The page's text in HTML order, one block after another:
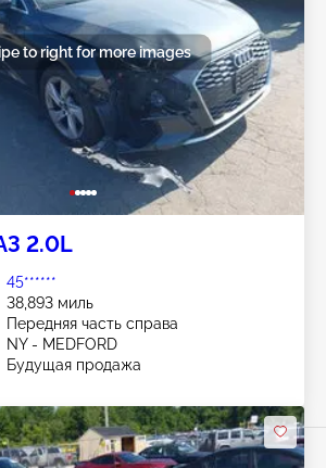
to right for more images
2.0L
45******
38,893 миль
Передняя часть справа
NY - MEDFORD
Будущая продажа